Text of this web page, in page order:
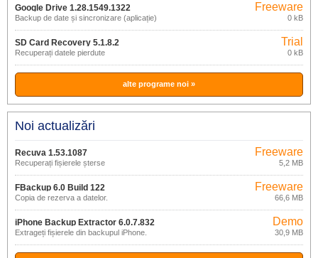
Google Drive 1.28.1549.1322
Backup de date și sincronizare (aplicație)
Freeware
0 kB
SD Card Recovery 5.1.8.2
Recuperați datele pierdute
Trial
0 kB
alte programe noi »
Noi actualizări
Recuva 1.53.1087
Recuperați fișierele șterse
Freeware
5,2 MB
FBackup 6.0 Build 122
Copia de rezerva a datelor.
Freeware
66,6 MB
iPhone Backup Extractor 6.0.7.832
Extrageți fișierele din backupul iPhone.
Demo
30,9 MB